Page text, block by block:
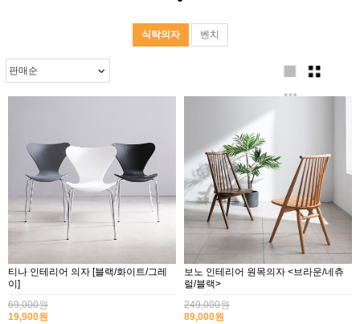
식탁의자 벤치
티나 인테리어 의자 [블랙/화이트/그레
이]
69,000원
19,900원
보노 인테리어 원목의자 <브라운/네츄
럴/블랙>
249,000원
89,000원